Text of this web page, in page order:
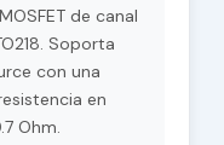
de canal
Soporta
con una
en
Ohm.